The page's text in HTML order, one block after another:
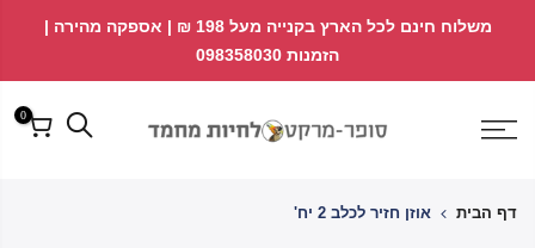
פתח ווידג'ט נגישות
משלוח חינם לכל הארץ בקנייה מעל 198 ₪ | אספקה מהירה |
הזמנות 098358030
0
דף הבית אוזן חזיר לכלב 2 יח'